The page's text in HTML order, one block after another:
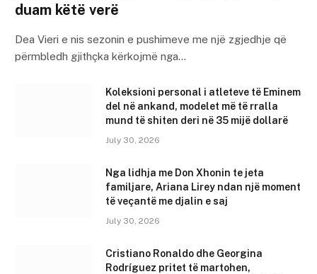
duam këtë verë
Dea Vieri e nis sezonin e pushimeve me një zgjedhje që
përmbledh gjithçka kërkojmë nga…
Koleksioni personal i atleteve të Eminem
del në ankand, modelet më të rralla
mund të shiten deri në 35 mijë dollarë
July 30, 2026
Nga lidhja me Don Xhonin te jeta
familjare, Ariana Lirey ndan një moment
të veçantë me djalin e saj
July 30, 2026
Cristiano Ronaldo dhe Georgina
Rodríguez pritet të martohen,